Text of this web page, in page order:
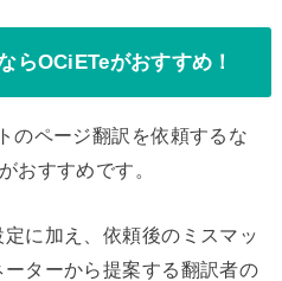
らOCiETeがおすすめ！
のページ翻訳を依頼するな
がおすすめです。
に加え、依頼後のミスマッ
ターから提案する翻訳者の